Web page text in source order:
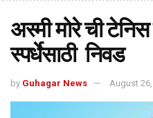
अस्मी मोरे ची
स्पर्धेसाठी निवड
by Guhagar News August